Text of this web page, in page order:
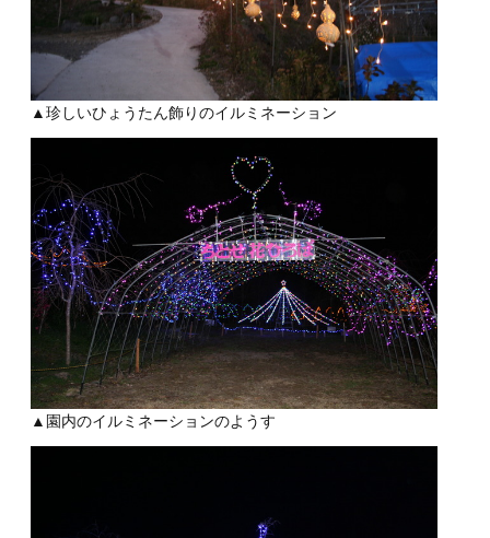
▲珍しいひょうたん飾りのイルミネーション
▲園内のイルミネーションのようす